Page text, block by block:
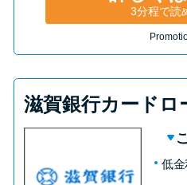
3分程で読
滋賀銀行カードロ
低金